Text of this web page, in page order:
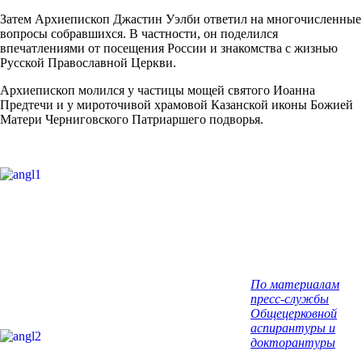
Затем Архиепископ Джастин Уэлби ответил на многочисленные
вопросы собравшихся. В частности, он поделился
впечатлениями от посещения России и знакомства с жизнью
Русской Православной Церкви.
Архиепископ молился у частицы мощей святого Иоанна
Предтечи и у мироточивой храмовой Казанской иконы Божией
Матери Черниговского Патриаршего подворья.
По материалам
пресс-службы
Общецерковной
аспирантуры и
докторантуры